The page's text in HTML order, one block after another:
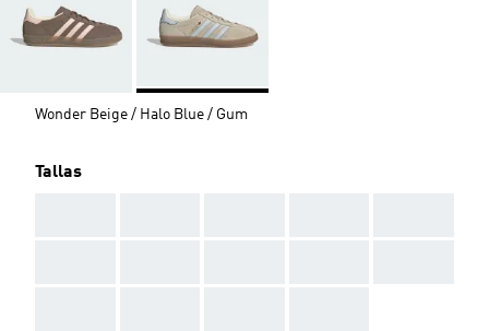
Wonder Beige / Halo Blue / Gum
Tallas